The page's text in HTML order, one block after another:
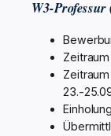
W3-Professur
23.-